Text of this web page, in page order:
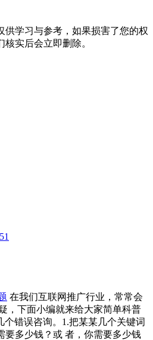
供学习与参考，如果损害了您的权
实后会立即删除。
在我们互联网推广行业，常常会
，下面小编就来给大家简单科普
个错误咨询。1.把某某几个关键词
要多少钱？或 者，你需要多少钱